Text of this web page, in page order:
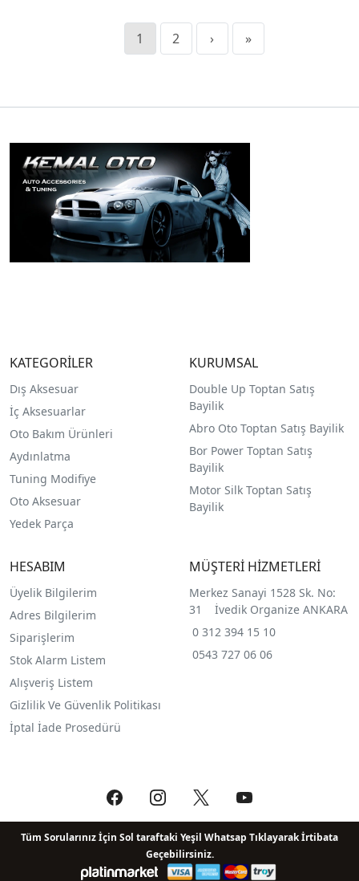
1 2 › »
KATEGORİLER
Dış Aksesuar
İç Aksesuarlar
Oto Bakım Ürünleri
Aydınlatma
Tuning Modifiye
Oto Aksesuar
Yedek Parça
KURUMSAL
Double Up Toptan Satış
Bayilik
Abro Oto Toptan Satış Bayilik
Bor Power Toptan Satış
Bayilik
Motor Silk Toptan Satış
Bayilik
HESABIM
Üyelik Bilgilerim
Adres Bilgilerim
Siparişlerim
Stok Alarm Listem
Alışveriş Listem
Gizlilik Ve Güvenlik Politikası
İptal İade Prosedürü
MÜŞTERİ HİZMETLERİ
Merkez Sanayi 1528 Sk. No:
31 İvedik Organize ANKARA
0 312 394 15 10
0543 727 06 06
Tüm Sorularınız İçin Sol taraftaki Yeşil Whatsap Tıklayarak İrtibata
Geçebilirsiniz.